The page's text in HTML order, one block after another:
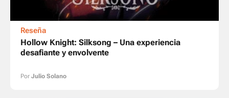
Reseña
Hollow Knight: Silksong – Una experiencia
desafiante y envolvente
Por Julio Solano